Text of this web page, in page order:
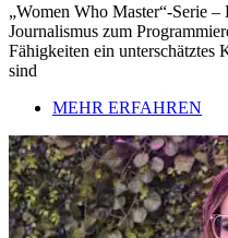
„Women Who Master“-Serie
Journalismus zum
Fähigkeiten ein unterschätztes
sind
MEHR ERFAHREN